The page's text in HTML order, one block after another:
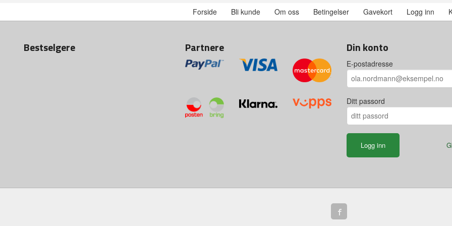
Forside Bli kunde Om oss Betingelser Gavekort Logg inn
Bestselgere Partnere Din konto
E-postadresse
Ditt passord